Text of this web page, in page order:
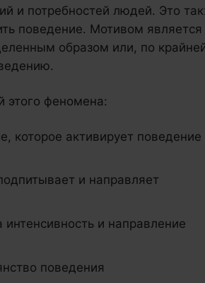
и потребностей людей. Это
поведение. Мотивом является
образом или, по
этого феномена:
которое активирует поведение
и направляет
и направление
поведения